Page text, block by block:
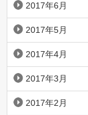
2017年6月
2017年5月
2017年4月
2017年3月
2017年2月